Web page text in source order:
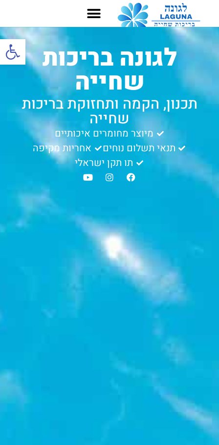
פתח לגונה בריכות
שחייה
תכנון, הקמה ותחזוקת בריכות
שחייה
מיוצר מחומרים איכותיים
תנאי תשלום נוחים
אחריות מקיפה
תו תקן ישראלי